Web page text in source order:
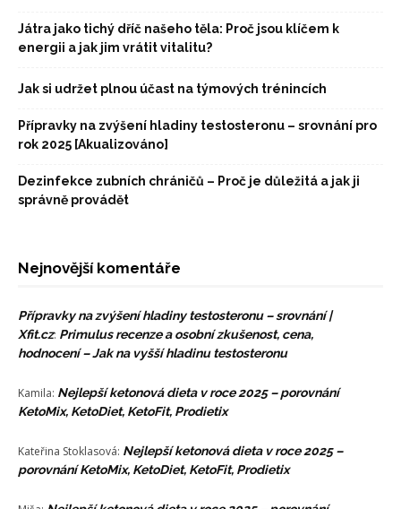
Játra jako tichý dříč našeho těla: Proč jsou klíčem k
energii a jak jim vrátit vitalitu?
Jak si udržet plnou účast na týmových trénincích
Přípravky na zvýšení hladiny testosteronu – srovnání pro
rok 2025 [Akualizováno]
Dezinfekce zubních chráničů – Proč je důležitá a jak ji
správně provádět
Nejnovější komentáře
Přípravky na zvýšení hladiny testosteronu – srovnání |
Xfit.cz: Primulus recenze a osobní zkušenost, cena,
hodnocení – Jak na vyšší hladinu testosteronu
Kamila: Nejlepší ketonová dieta v roce 2025 – porovnání
KetoMix, KetoDiet, KetoFit, Prodietix
Kateřina Stoklasová: Nejlepší ketonová dieta v roce 2025 –
porovnání KetoMix, KetoDiet, KetoFit, Prodietix